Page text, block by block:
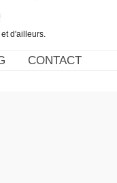
d'ailleurs.
CONTACT